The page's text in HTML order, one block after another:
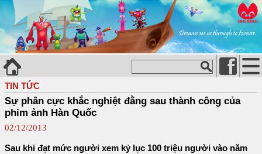
TIN TỨC
Sự phân cực khắc nghiệt đằng sau thành công của
phim ảnh Hàn Quốc
02/12/2013
Sau khi đạt mức người xem kỷ lục 100 triệu người vào năm